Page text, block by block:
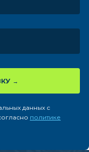
данных с
политике